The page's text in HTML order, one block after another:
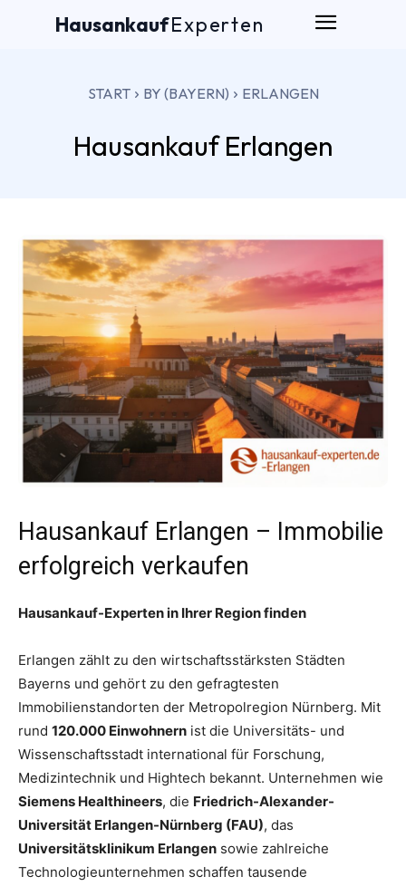
HausankaufExperten
START BY (BAYERN) ERLANGEN
HausankaufErlangen
Hausankauf Erlangen – Immobilie
erfolgreich verkaufen
Hausankauf-Experten in Ihrer Region finden
Erlangen zählt zu den wirtschaftsstärksten Städten
Bayerns und gehört zu den gefragtesten
Immobilienstandorten der Metropolregion Nürnberg. Mit
rund 120.000 Einwohnern ist die Universitäts- und
Wissenschaftsstadt international für Forschung,
Medizintechnik und Hightech bekannt. Unternehmen wie
Siemens Healthineers, die Friedrich-Alexander-
Universität Erlangen-Nürnberg (FAU), das
Universitätsklinikum Erlangen sowie zahlreiche
Technologieunternehmen schaffen tausende